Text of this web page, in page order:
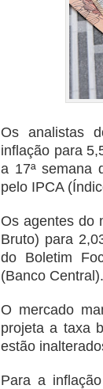
Os analistas
inflação para
a 17ª semana
pelo IPCA
Os agentes do
Bruto) para
do Boletim
(Banco Central).
O mercado
projeta a taxa
estão
Para a